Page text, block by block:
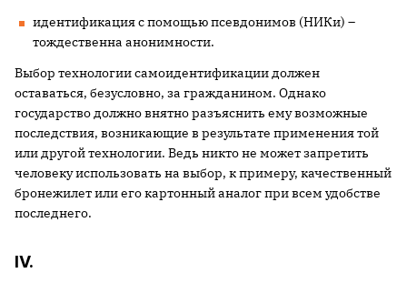
идентификация с помощью псевдонимов (НИКи) –
тождественна анонимности.
Выбор технологии самоидентификации должен
оставаться, безусловно, за гражданином. Однако
государство должно внятно разъяснить ему возможные
последствия, возникающие в результате применения той
или другой технологии. Ведь никто не может запретить
человеку использовать на выбор, к примеру, качественный
бронежилет или его картонный аналог при всем удобстве
последнего.
IV.